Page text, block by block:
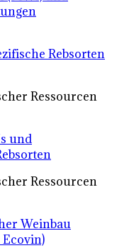
Rebsorten
Ressourcen
und
Ressourcen
Weinbau